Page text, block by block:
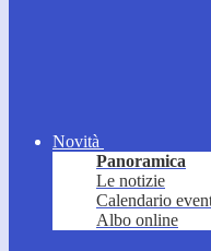
Novità
Panoramica
Le notizie
Calendario
Albo online